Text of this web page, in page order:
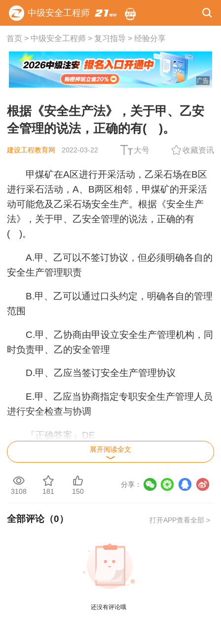
中级安全工程师
首页> 中级安全工程师> 复习指导 > 经验分享
广告
根据《安全生产法》，关于甲、乙安
全管理的说法，正确的有( )。
建设工程教育网 2022-03-22 大号 收藏资讯
甲煤矿在A区进行开采活动，乙采石场在B区
进行采石活动，A、B两区相邻，甲煤矿的开采活
动可能危及乙采石场安全生产。根据《安全生产
法》，关于甲、乙安全管理的说法，正确的有
( )。
A.甲、乙可以不签订协议，但必须明确各自的
安全生产管理职责
B.甲、乙可以通过口头约定，明确各自的管理
范围
C.甲、乙协商由甲设立安全生产管理机构，同
时负责甲、乙的安全管理
D.甲、乙应当签订安全生产管理协议
E.甲、乙应当协商指定专职安全生产管理人员
进行安全检查与协调
『正确答案』DE
『答案解析』本题考查的是安全生产法的基本
规定。《安全生产法》第四十五条规定：“两个以
上生产经营单位在同一作业区域内进行生产经营活
管理协议，明确各自的安全生产管理职责和应当采
展开阅读全文
3108 181 150
分享：
全部评论（0） 打开APP查看全部 >
还没有评论哦